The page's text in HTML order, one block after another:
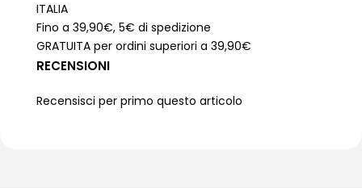
ITALIA
Fino a 39,90€, 5€ di spedizione
GRATUITA per ordini superiori a 39,90€
RECENSIONI
Recensisci per primo questo articolo